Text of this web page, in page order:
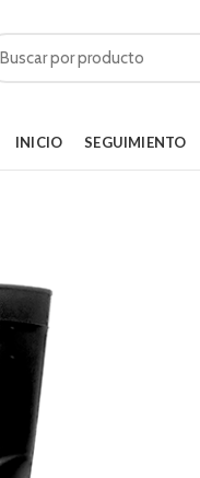
INICIO SEGUIMIENTO